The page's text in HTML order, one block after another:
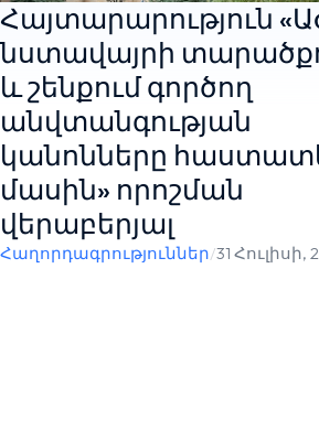
Հայտարարություն
նստավայրի
և շենքում գործող
անվտանգության
կանոնները
մասին» որոշման
վերաբերյալ
Հաղորդագրություններ/31 Հուլիսի,